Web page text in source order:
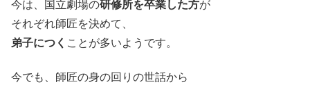
今は、国立劇場の研修所を卒業した方が
それぞれ師匠を決めて、
弟子につく ことが多いようです。
今でも、師匠の身の回りの世話から